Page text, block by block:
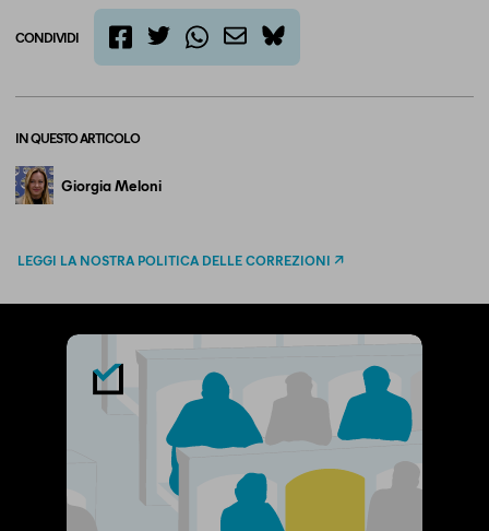
CONDIVIDI
bluesky
IN QUESTO ARTICOLO
Giorgia Meloni
LEGGI LA NOSTRA POLITICA DELLE CORREZIONI